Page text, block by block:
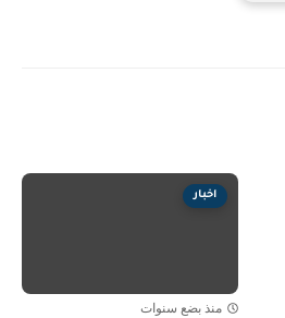
اخبار
منذ بضع سنوات